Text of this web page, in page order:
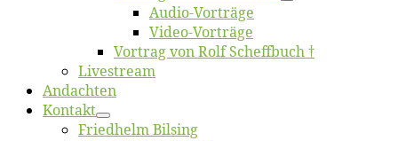
Au­dio-Vor­trä­ge
Vi­deo-Vor­trä­ge
Vor­trag von Rolf Scheffbuch †
Live­stream
An­dach­ten
Kon­takt
Fried­helm Bilsing